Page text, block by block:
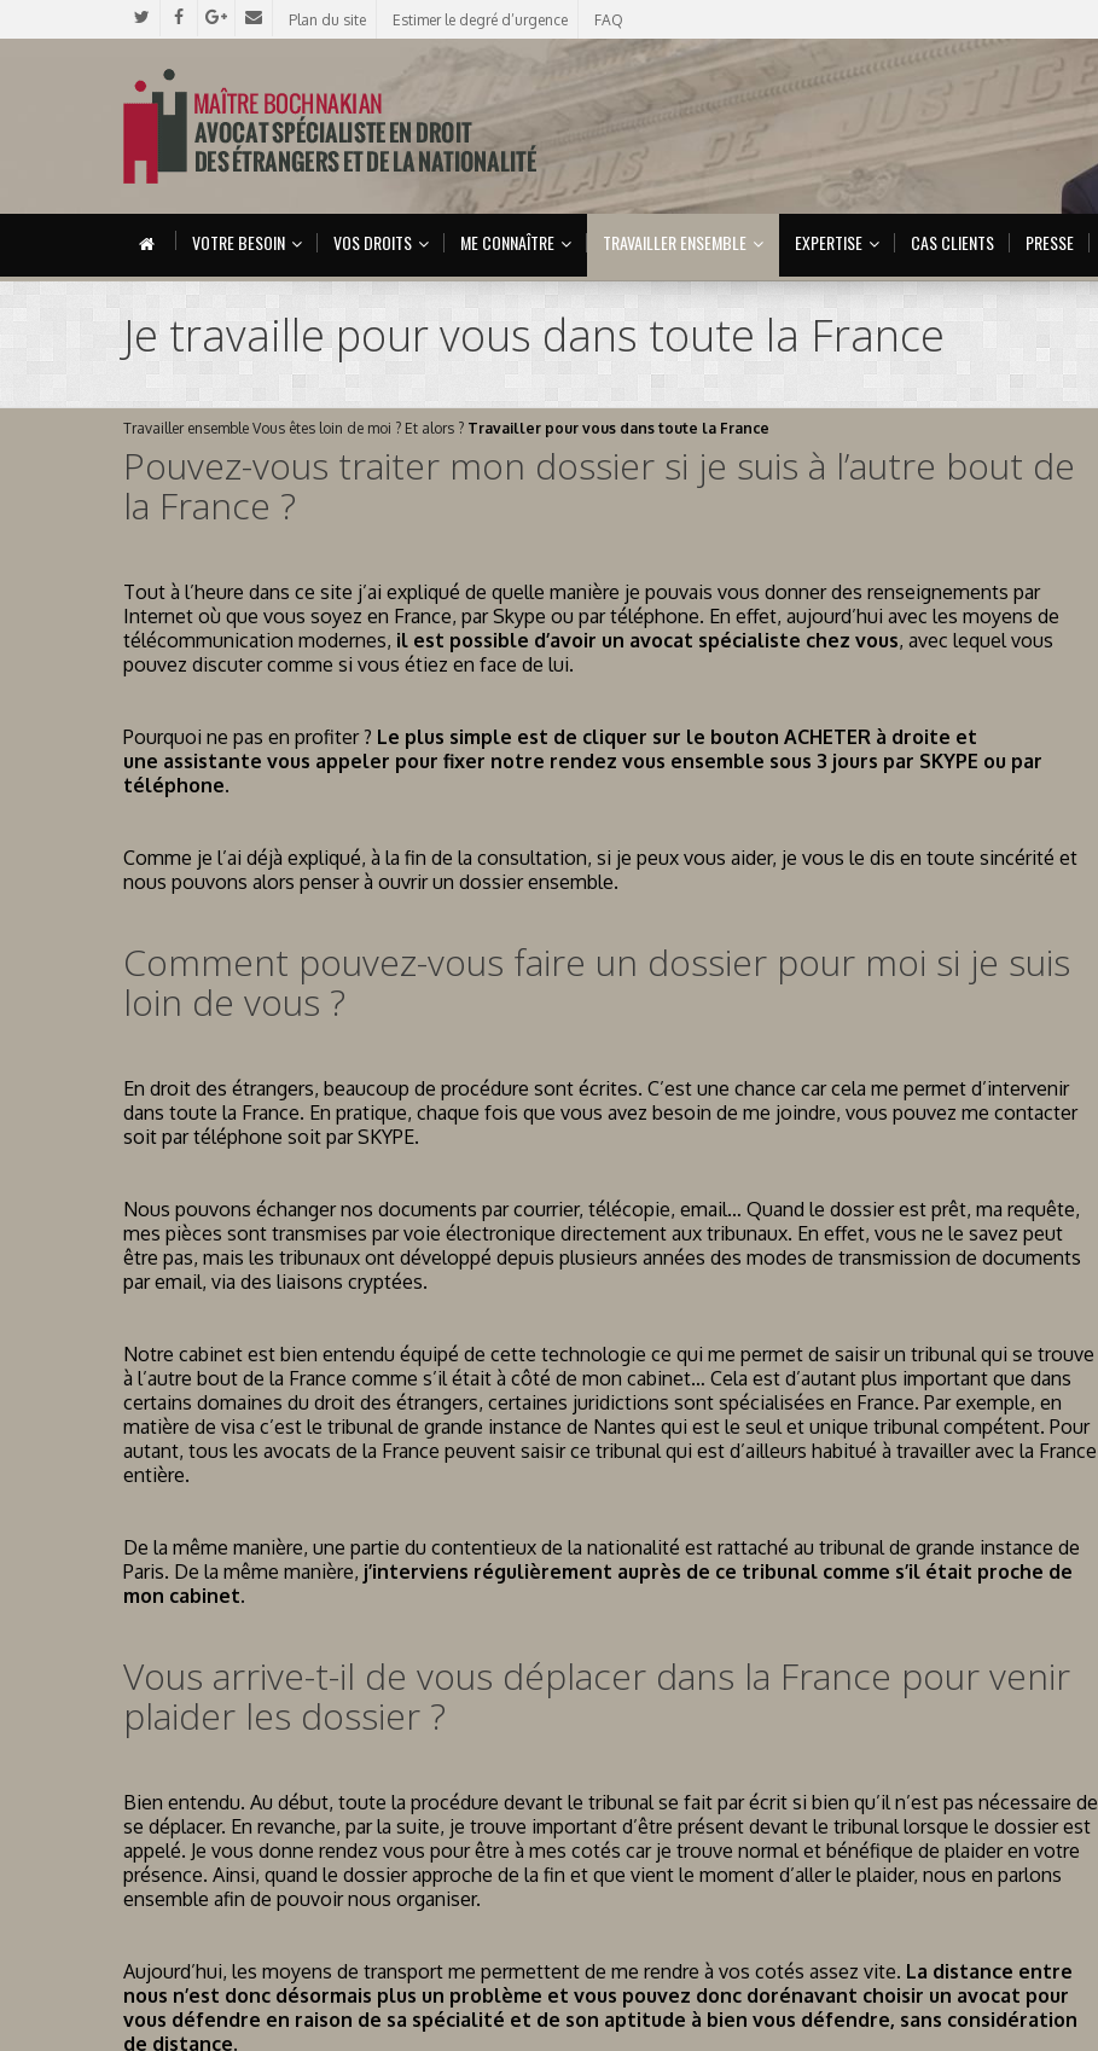
Plan du site Estimer le degré d’urgence FAQ
VOTRE BESOIN VOS DROITS ME CONNAÎTRE TRAVAILLER ENSEMBLE EXPERTISE CAS CLIENTS PRESSE
Je travaille pour vous dans toute la France
Travailler ensemble Vous êtes loin de moi ? Et alors ? Travailler pour vous dans toute la France
Pouvez-vous traiter mon dossier si je suis à l’autre bout de
la France ?
Tout à l’heure dans ce site j’ai expliqué de quelle manière je pouvais vous donner des renseignements par
Internet où que vous soyez en France, par Skype ou par téléphone. En effet, aujourd’hui avec les moyens de
télécommunication modernes, il est possible d’avoir un avocat spécialiste chez vous, avec lequel vous
pouvez discuter comme si vous étiez en face de lui.
Pourquoi ne pas en profiter ? Le plus simple est de cliquer sur le bouton ACHETER à droite et
une assistante vous appeler pour fixer notre rendez vous ensemble sous 3 jours par SKYPE ou par
téléphone.
Comme je l’ai déjà expliqué, à la fin de la consultation, si je peux vous aider, je vous le dis en toute sincérité et
nous pouvons alors penser à ouvrir un dossier ensemble.
Comment pouvez-vous faire un dossier pour moi si je suis
loin de vous ?
En droit des étrangers, beaucoup de procédure sont écrites. C’est une chance car cela me permet d’intervenir
dans toute la France. En pratique, chaque fois que vous avez besoin de me joindre, vous pouvez me contacter
soit par téléphone soit par SKYPE.
Nous pouvons échanger nos documents par courrier, télécopie, email… Quand le dossier est prêt, ma requête,
mes pièces sont transmises par voie électronique directement aux tribunaux. En effet, vous ne le savez peut
être pas, mais les tribunaux ont développé depuis plusieurs années des modes de transmission de documents
par email, via des liaisons cryptées.
Notre cabinet est bien entendu équipé de cette technologie ce qui me permet de saisir un tribunal qui se trouve
à l’autre bout de la France comme s’il était à côté de mon cabinet… Cela est d’autant plus important que dans
certains domaines du droit des étrangers, certaines juridictions sont spécialisées en France. Par exemple, en
matière de visa c’est le tribunal de grande instance de Nantes qui est le seul et unique tribunal compétent. Pour
autant, tous les avocats de la France peuvent saisir ce tribunal qui est d’ailleurs habitué à travailler avec la France
entière.
De la même manière, une partie du contentieux de la nationalité est rattaché au tribunal de grande instance de
Paris. De la même manière, j’interviens régulièrement auprès de ce tribunal comme s’il était proche de
mon cabinet.
Vous arrive-t-il de vous déplacer dans la France pour venir
plaider les dossier ?
Bien entendu. Au début, toute la procédure devant le tribunal se fait par écrit si bien qu’il n’est pas nécessaire de
se déplacer. En revanche, par la suite, je trouve important d’être présent devant le tribunal lorsque le dossier est
appelé. Je vous donne rendez vous pour être à mes cotés car je trouve normal et bénéfique de plaider en votre
présence. Ainsi, quand le dossier approche de la fin et que vient le moment d’aller le plaider, nous en parlons
ensemble afin de pouvoir nous organiser.
Aujourd’hui, les moyens de transport me permettent de me rendre à vos cotés assez vite. La distance entre
nous n’est donc désormais plus un problème et vous pouvez donc dorénavant choisir un avocat pour
vous défendre en raison de sa spécialité et de son aptitude à bien vous défendre, sans considération
de distance.